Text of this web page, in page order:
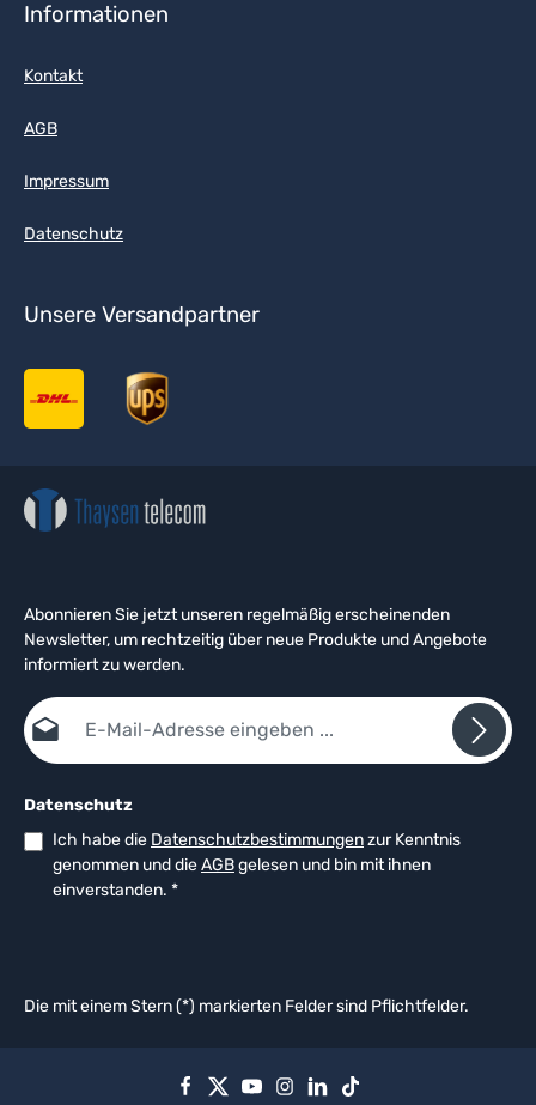
Informationen
Kontakt
AGB
Impressum
Datenschutz
Unsere Versandpartner
Abonnieren Sie jetzt unseren regelmäßig erscheinenden
Newsletter, um rechtzeitig über neue Produkte und Angebote
informiert zu werden.
E-Mail-Adresse*
Datenschutz
Ich habe die Datenschutzbestimmungenzur Kenntnis
genommen und dieAGBgelesen und bin mit ihnen
einverstanden. *
Die mit einem Stern (*) markierten Felder sind Pflichtfelder.